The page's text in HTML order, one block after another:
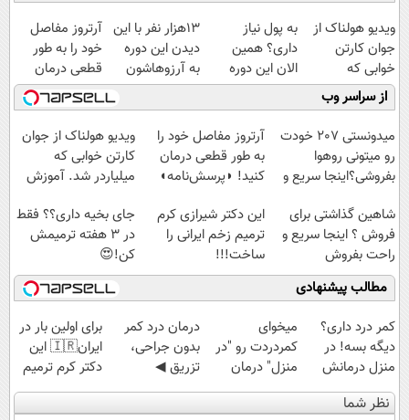
ویدیو هولناک از
جوان کارتن
خوابی که
میلیاردر شد.
آموزش رایگان
به پول نیاز
داری؟ همین
الان این دوره
رایگان رو شرکت
کن تا دیر نشده!
13هزار نفر با این
دیدن این دوره
به آرزوهاشون
رسیدن | ثبت‌‌نام
رایگان
آرتروز مفاصل
خود را به طور
قطعی درمان
کنید!
◗پرسش‌نامه◖
از سراسر وب
میدونستی 207 خودت
رو میتونی روهوا
بفروشی؟اینجا سریع و
آرتروز مفاصل خود را
به طور قطعی درمان
کنید! ◗پرسش‌نامه◖
ویدیو هولناک از جوان
کارتن خوابی که
میلیاردر شد. آموزش
شاهین گذاشتی برای
فروش ؟ اینجا سریع و
راحت بفروش
این دکتر شیرازی کرم
ترمیم زخم ایرانی را
ساخت!!!
جای بخیه داری؟؟ فقط
در 3 هفته ترمیمش
کن!😍
مطالب پیشنهادی
کمر درد داری؟
دیگه بسه! در
منزل درمانش
کن
(◀پرسش‌نامه)
میخوای
کمردردت رو "در
منزل" درمان
کنی؟ (◂فیلم +
◂پرسش‌نامه)
درمان درد کمر
بدون جراحی،
تزریق ◀
پرسش‌نامه رو پر
کن ▶
برای اولین بار در
ایران🇮🇷 این
دکتر کرم ترمیم
کننده 23 روزه
ساخت!
نظر شما